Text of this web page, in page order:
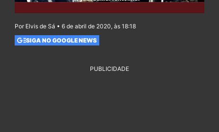
Por Elvis de Sá • 6 de abril de 2020, às 18:18
SIGA NO GOOGLE NEWS
PUBLICIDADE